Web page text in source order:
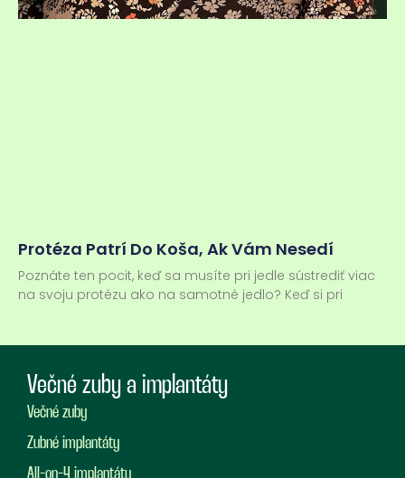
Protéza Patrí Do Koša, Ak Vám Nesedí
Poznáte ten pocit, keď sa musíte pri jedle sústrediť viac
na svoju protézu ako na samotné jedlo? Keď si pri
Večné zuby a implantáty
Večné zuby
Zubné implantáty
All-on-4 implantáty